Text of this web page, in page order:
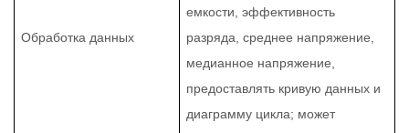
Обработка данных
емкости, эффективность
разряда, среднее напряжение,
медианное напряжение,
предоставлять кривую данных и
диаграмму цикла; может